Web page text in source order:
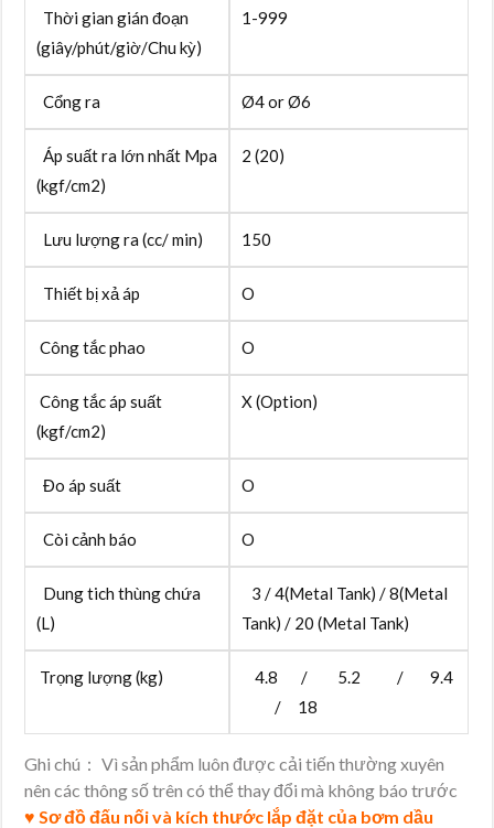
Thời gian gián đoạn
(giây/phút/giờ/Chu kỳ)
1-999
Cổng ra Ø4 or Ø6
Áp suất ra lớn nhất Mpa
(kgf/cm2)
2 (20)
Lưu lượng ra (cc/ min) 150
Thiết bị xả áp O
Công tắc phao O
Công tắc áp suất
(kgf/cm2)
X (Option)
Đo áp suất O
Còi cảnh báo O
Dung tich thùng chứa
(L)
3 / 4(Metal Tank) / 8(Metal
Tank) / 20 (Metal Tank)
Trọng lượng (kg)
4.8 / 5.2 / 9.4
/ 18
Ghi chú： Vì sản phẩm luôn được cải tiến thường xuyên
nên các thông số trên có thể thay đổi mà không báo trước
♥ Sơ đồ đấu nối và kích thước lắp đặt của bơm dầu